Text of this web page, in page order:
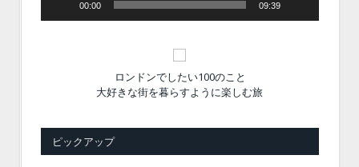
00:00 09:39
ロンドンでしたい100のこと
大好きな街を暮らすように楽しむ旅
ピックアップ